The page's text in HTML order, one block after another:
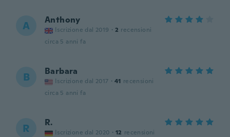
A Anthony
Iscrizione dal 2019 · 2 recensioni
circa 5 anni fa
B Barbara
Iscrizione dal 2017 · 41 recensioni
circa 5 anni fa
R R.
Iscrizione dal 2020 · 12 recensioni